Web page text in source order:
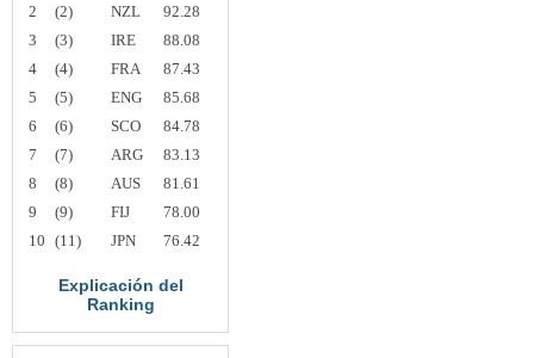
2
(2) NZL
92.28
3
(3) IRE
88.08
4
(4) FRA
87.43
5
(5) ENG
85.68
6
(6) SCO
84.78
7
(7) ARG
83.13
8
(8) AUS
81.61
9
(9) FIJ
78.00
10 (11) JPN 76.42
Explicación del
Ranking